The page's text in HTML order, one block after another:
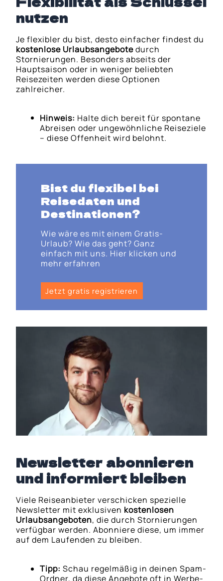
nutzen
Je flexibler du bist, desto einfacher findest du
kostenlose Urlaubsangebotedurch
Stornierungen. Besonders abseits der
Hauptsaison oder in weniger beliebten
Reisezeiten werden diese Optionen
zahlreicher.
Hinweis: Halte dich bereit für spontane
Abreisen oder ungewöhnliche Reiseziele
– diese Offenheit wird belohnt.
Bist du flexibel bei
Reisedaten und
Destinationen?
Wie wäre es mit einem Gratis-
Urlaub? Wie das geht? Ganz
einfach mit uns. Hier klicken und
mehr erfahren
Jetzt gratis registrieren
Newsletter abonnieren
und informiert bleiben
Viele Reiseanbieter verschicken spezielle
Newsletter mit exklusiven kostenlosen
Urlaubsangeboten, die durch Stornierungen
verfügbar werden. Abonniere diese, um immer
auf dem Laufenden zu bleiben.
Tipp: Schau regelmäßig in deinen Spam-
Ordner, da diese Angebote oft in Werbe-